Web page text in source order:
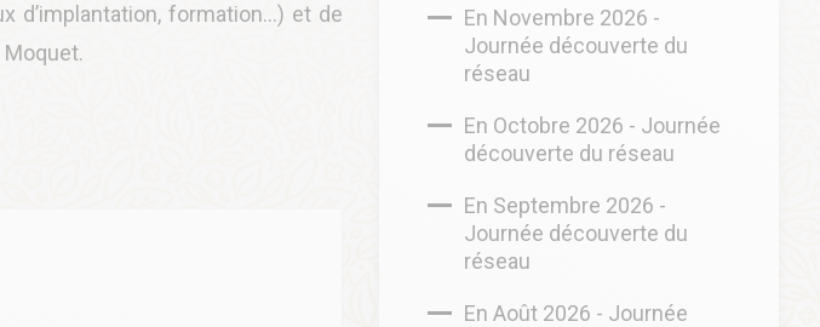
d’implantation, formation…) et de
En Novembre 2026 -
Journée découverte du
réseau
En Octobre 2026 - Journée
découverte du réseau
En Septembre 2026 -
Journée découverte du
réseau
En Août 2026 - Journée